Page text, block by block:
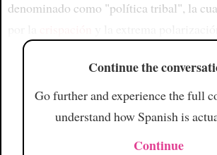
denominado como "política tribal", la
Continue the
Go further and experience the full
understand how Spanish is
Continue